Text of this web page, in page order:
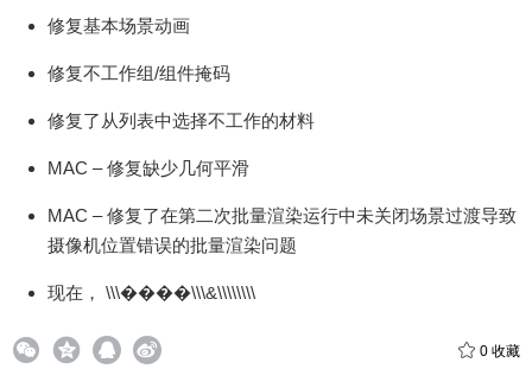
修复基本场景动画
修复不工作组/组件掩码
修复了从列表中选择不工作的材料
MAC – 修复缺少几何平滑
MAC – 修复了在第二次批量渲染运行中未关闭场景过渡导致
摄像机位置错误的批量渲染问题
现在， \\\����\\\&\\\\\\\\
0 收藏